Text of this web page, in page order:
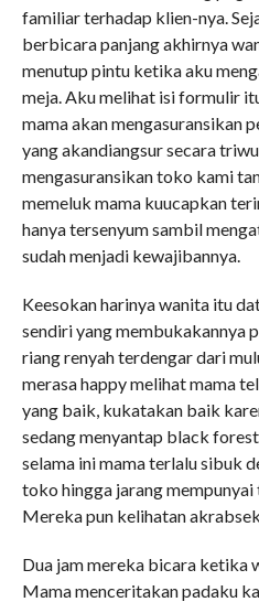
familiar terhadap klien-nya.
berbicara panjang akhirnya
menutup pintu ketika aku
meja. Aku melihat isi formulir
mama akan mengasuransikan
yang akandiangsur secara
mengasuransikan toko kami
memeluk mama kuucapkan
hanya tersenyum sambil
sudah menjadi kewajibannya.
Keesokan harinya wanita itu
sendiri yang membukakannya
riang renyah terdengar dari
merasa happy melihat mama
yang baik, kukatakan baik
sedang menyantap black
selama ini mama terlalu sibuk
toko hingga jarang
Mereka pun kelihatan
Dua jam mereka bicara ketika
Mama menceritakan padaku